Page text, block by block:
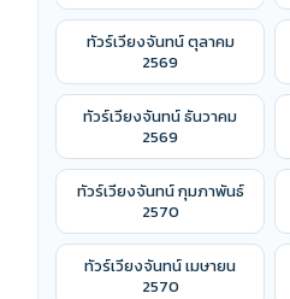
ทัวร์เวียงจันทน์ ตุลาคม
2569
ทัวร์เวียงจันทน์ ธันวาคม
2569
ทัวร์เวียงจันทน์ กุมภาพันธ์
2570
ทัวร์เวียงจันทน์ เมษายน
2570